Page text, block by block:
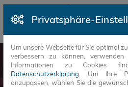
Privatsphäre-
Um unsere Webseite für Sie optimal
verbessern zu können,
Informationen zu Cookies
Datenschutzerklärung . Um Ihre
anzupassen, wählen Sie die
SONNENBATTERIE